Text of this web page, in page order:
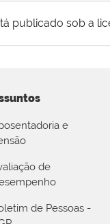
publicado sob a
e
de
de Pessoas -